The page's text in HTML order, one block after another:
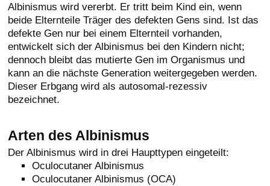
Albinismus wird vererbt. Er tritt beim Kind ein, wenn
beide Elternteile Träger des defekten Gens sind. Ist das
defekte Gen nur bei einem Elternteil vorhanden,
entwickelt sich der Albinismus bei den Kindern nicht;
dennoch bleibt das mutierte Gen im Organismus und
kann an die nächste Generation weitergegeben werden.
Dieser Erbgang wird als autosomal-rezessiv
bezeichnet.
Arten des Albinismus
Der Albinismus wird in drei Haupttypen eingeteilt:
Oculocutaner Albinismus
Oculocutaner Albinismus (OCA)